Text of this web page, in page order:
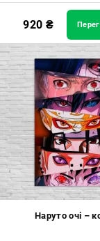
Розмір: 40x60
Розмір: 60x90
Розмір: 80x120
920 ₴
Наруто очі –